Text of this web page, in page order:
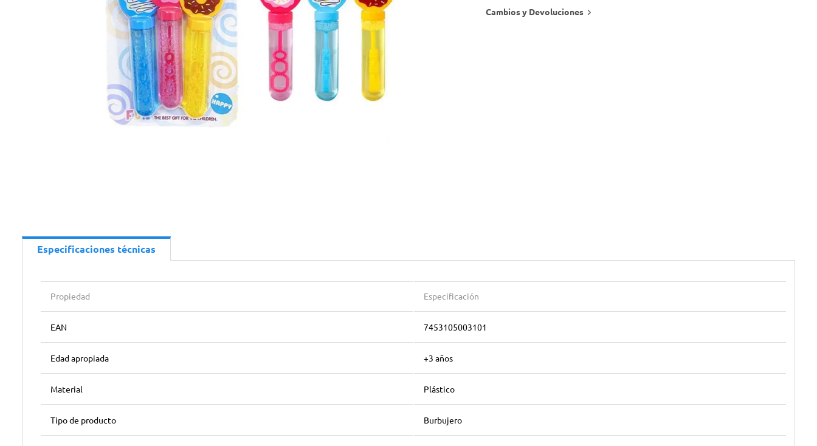
Cambios y Devoluciones
Especificaciones técnicas
Propiedad Especificación
EAN 7453105003101
Edad apropiada +3 años
Material Plástico
Tipo de producto Burbujero